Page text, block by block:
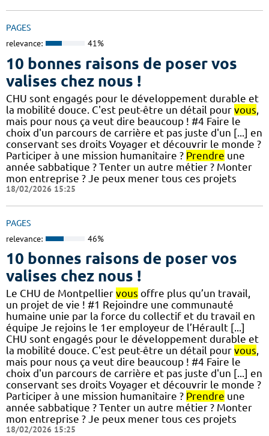
PAGES
relevance: 41%
10 bonnes raisons de poser vos
valises chez nous !
CHU sont engagés pour le développement durable et
la mobilité douce. C'est peut-être un détail pour vous
mais pour nous ça veut dire beaucoup ! #4 Faire le
choix d'un parcours de carrière et pas juste d'un [...] en
conservant ses droits Voyager et découvrir le monde ?
Participer à une mission humanitaire ? Prendre une
année sabbatique ? Tenter un autre métier ? Monter
mon entreprise ? Je peux mener tous ces projets
18/02/2026 15:25
PAGES
relevance: 46%
10 bonnes raisons de poser vos
valises chez nous !
Le CHU de Montpellier vous offre plus qu’un travail,
un projet de vie ! #1 Rejoindre une communauté
humaine unie par la force du collectif et du travail en
équipe Je rejoins le 1er employeur de l’Hérault [...]
CHU sont engagés pour le développement durable et
la mobilité douce. C'est peut-être un détail pour vous,
mais pour nous ça veut dire beaucoup ! #4 Faire le
choix d'un parcours de carrière et pas juste d'un [...] en
conservant ses droits Voyager et découvrir le monde ?
Participer à une mission humanitaire ? Prendre une
année sabbatique ? Tenter un autre métier ? Monter
mon entreprise ? Je peux mener tous ces projets
18/02/2026 15:25